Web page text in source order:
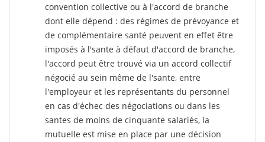
convention collective ou à l'accord de branche
dont elle dépend : des régimes de prévoyance et
de complémentaire santé peuvent en effet être
imposés à l'sante à défaut d'accord de branche,
l'accord peut être trouvé via un accord collectif
négocié au sein même de l'sante, entre
l'employeur et les représentants du personnel
en cas d'échec des négociations ou dans les
santes de moins de cinquante salariés, la
mutuelle est mise en place par une décision